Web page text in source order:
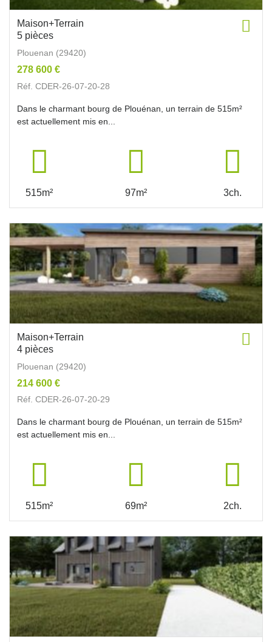
Maison+Terrain
5 pièces
Plouenan (29420)
278 600 €
Réf. CDER-26-07-20-28
Dans le charmant bourg de Plouénan, un terrain de 515m²
est actuellement mis en...
515m² 97m² 3ch.
Maison+Terrain
4 pièces
Plouenan (29420)
214 600 €
Réf. CDER-26-07-20-29
Dans le charmant bourg de Plouénan, un terrain de 515m²
est actuellement mis en...
515m² 69m² 2ch.